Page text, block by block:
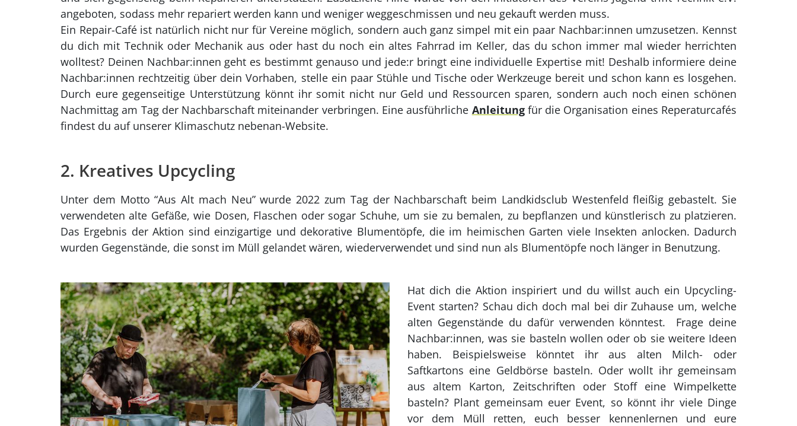
angeboten, sodass mehr repariert werden kann und weniger weggeschmissen und neu gekauft werden muss.
Ein Repair-Café ist natürlich nicht nur für Vereine möglich, sondern auch ganz simpel mit ein paar Nachbar:innen umzusetzen. Kennst
du dich mit Technik oder Mechanik aus oder hast du noch ein altes Fahrrad im Keller, das du schon immer mal wieder herrichten
wolltest? Deinen Nachbar:innen geht es bestimmt genauso und jede:r bringt eine individuelle Expertise mit! Deshalb informiere deine
Nachbar:innen rechtzeitig über dein Vorhaben, stelle ein paar Stühle und Tische oder Werkzeuge bereit und schon kann es losgehen.
Durch eure gegenseitige Unterstützung könnt ihr somit nicht nur Geld und Ressourcen sparen, sondern auch noch einen schönen
Nachmittag am Tag der Nachbarschaft miteinander verbringen. Eine ausführliche Anleitungfür die Organisation eines Reperaturcafés
findest du auf unserer Klimaschutz nebenan-Website.
2. Kreatives Upcycling
Unter dem Motto “Aus Alt mach Neu” wurde 2022 zum Tag der Nachbarschaft beim Landkidsclub Westenfeld fleißig gebastelt. Sie
verwendeten alte Gefäße, wie Dosen, Flaschen oder sogar Schuhe, um sie zu bemalen, zu bepflanzen und künstlerisch zu platzieren.
Das Ergebnis der Aktion sind einzigartige und dekorative Blumentöpfe, die im heimischen Garten viele Insekten anlocken. Dadurch
wurden Gegenstände, die sonst im Müll gelandet wären, wiederverwendet und sind nun als Blumentöpfe noch länger in Benutzung.
Hat dich die Aktion inspiriert und du willst auch ein Upcycling-
Event starten? Schau dich doch mal bei dir Zuhause um, welche
alten Gegenstände du dafür verwenden könntest. Frage deine
Nachbar:innen, was sie basteln wollen oder ob sie weitere Ideen
haben. Beispielsweise könntet ihr aus alten Milch- oder
Saftkartons eine Geldbörse basteln. Oder wollt ihr gemeinsam
aus altem Karton, Zeitschriften oder Stoff eine Wimpelkette
basteln? Plant gemeinsam euer Event, so könnt ihr viele Dinge
vor dem Müll retten, euch besser kennenlernen und eure